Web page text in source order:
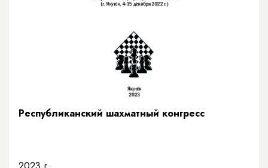
Республиканский шахматный конгресс